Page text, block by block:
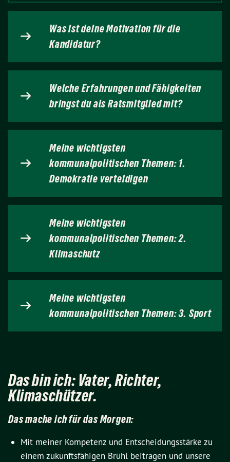
Was ist deine Motivation für die
Kandidatur?
Welche Erfahrungen und Fähigkeiten
bringst du als Ratsmitglied mit?
Meine wichtigsten
kommunalpolitischen Themen: 1.
Demokratie verteidigen
Meine wichtigsten
kommunalpolitischen Themen: 2.
Klimaschutz
Meine wichtigsten
kommunalpolitischen Themen: 3. Sport
Das bin ich: Vater, Richter,
Klimaschützer.
Das mache ich für das Morgen:
Mit meiner Kompetenz und Entscheidungsstärke zu
einem zukunftsfähigen Brühl beitragen und unsere